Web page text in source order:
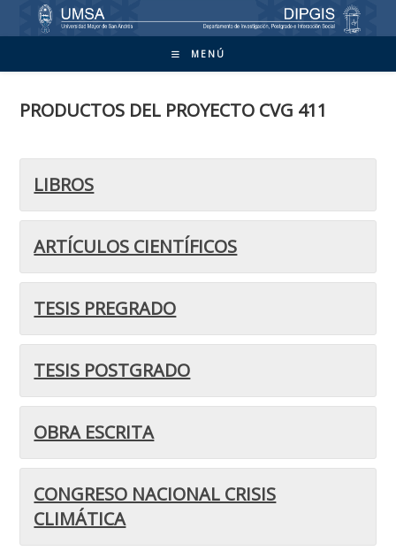
al
MENÚ
PRODUCTOS DEL PROYECTO CVG 411
LIBROS
ARTÍCULOS CIENTÍFICOS
TESIS PREGRADO
TESIS POSTGRADO
OBRA ESCRITA
CONGRESO NACIONAL CRISIS
CLIMÁTICA